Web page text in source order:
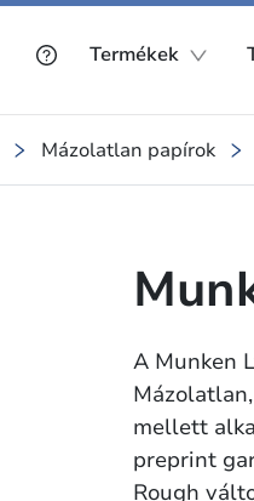
Termékek
Mázolatlan papírok
A Munken
mellett
preprint
Rough